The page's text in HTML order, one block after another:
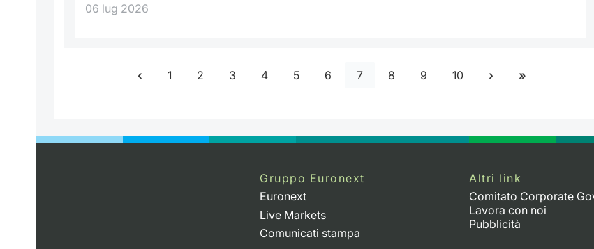
06 lug 2026
1 2 3 4 5 6 7 8 9 10
Gruppo Euronext
Euronext
Live Markets
Comunicati stampa
Altri link
Comitato Corporate
Lavora con noi
Pubblicità